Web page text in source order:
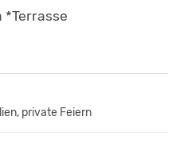
private Feiern